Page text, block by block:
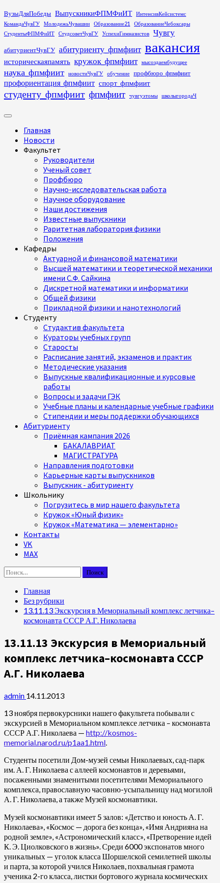
Перейти
к
содержимому
ВузыДляПобеды ВыпускникиФПМФиИТ
ИнтенсивКейсистемс
КомандаЧувГУ
МолодежьЧувашии Образование21
ОбразованиеЧебоксары
СтудентыФПМФиИТ
СтудсоветЧувГУ УспехиГимназистов Чувгу
абитуриентЧувГУ абитуриенту_фпмфиит вакансия
историческаяпамять кружок_фпмфиит мысоздаембудущее
наука_фпмфиит новостиЧувГУ обучение профбюро_фпмфиит
профориентация_фпмфиит спорт_фпмфиит
студенту_фпмфиит фпмфиит чувгуэтомы школыгородаЧ
Основное
Главная
Новости
Факультет
Руководители
Ученый совет
Профбюро
Научно-исследовательская работа
Научное оборудование
Наши достижения
Известные выпускники
Раритетная лаборатория физики
Положения
Кафедры
Актуарной и финансовой математики
Высшей математики и теоретической механики
имени С.Ф. Сайкина
Дискретной математики и информатики
Общей физики
Прикладной физики и нанотехнологий
Студенту
Студактив факультета
Кураторы учебных групп
Старосты
Расписание занятий, экзаменов и практик
Методические указания
Выпускные квалификационные и курсовые
работы
Вопросы и задачи ГЭК
Учебные планы и календарные учебные графики
Стипендии и меры поддержки обучающихся
Абитуриенту
Приёмная кампания 2026
БАКАЛАВРИАТ
МАГИСТРАТУРА
Направления подготовки
Карьерные карты выпускников
Выпускник - абитуриенту
Школьнику
Погрузитесь в мир нашего факультета
Кружок «Юный физик»
Кружок «Математика — элементарно»
Контакты
VK
MAX
Найти:
Главная
Без рубрики
13.11.13 Экскурсия в Мемориальный комплекс летчика–
космонавта СССР А.Г. Николаева
13.11.13 Экскурсия в Мемориальный
комплекс летчика–космонавта СССР
А.Г. Николаева
admin 14.11.2013
13 ноября первокурсники нашего факультета побывали с
экскурсией в Мемориальном комплексе летчика – космонавта
СССР А.Г. Николаева — http://kosmos-
memorial.narod.ru/p1aa1.html.
Студенты посетили Дом-музей семьи Николаевых, сад-парк
им. А. Г. Николаева с аллеей космонавтов и деревьями,
посаженными знаменитыми посетителями Мемориального
комплекса, православную часовню-усыпальницу над могилой
А. Г. Николаева, а также Музей космонавтики.
Музей космонавтики имеет 5 залов: «Детство и юность А. Г.
Николаева», «Космос — дорога без конца», «Имя Андрияна на
родной земле», «Астрономический класс», «Претворение идей
К. Э. Циолковского в жизнь». Среди 6000 экспонатов много
уникальных — уголок класса Шоршелской семилетней школы
и парта, за которой учился Николаев, похвальная грамота
ученика 2-го класса, листки бортового журнала космических